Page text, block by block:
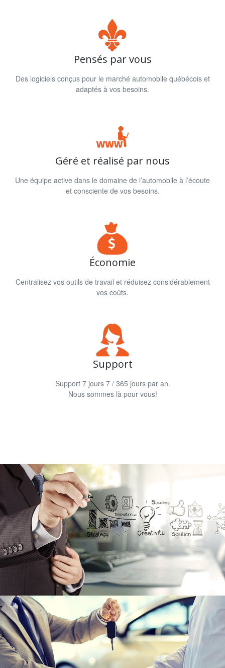
Pensés par vous
Des logiciels conçus pour le marché automobile québécois et
adaptés à vos besoins.
Géré et réalisé par nous
Une équipe active dans le domaine de l’automobile à l’écoute
et consciente de vos besoins.
Économie
Centralisez vos outils de travail et réduisez considérablement
vos coûts.
Support
Support 7 jours 7 / 365 jours par an.
Nous sommes là pour vous!
Un outil parfaitement conçu pour gérer les
évaluations d'échange.